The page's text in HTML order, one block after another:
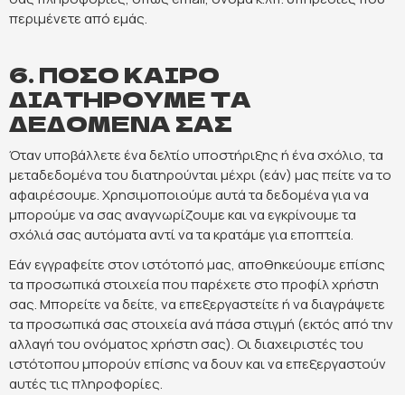
περιμένετε από εμάς.
6. ΠΟΣΟ ΚΑΙΡΟ
ΔΙΑΤΗΡΟΥΜΕ ΤΑ
ΔΕΔΟΜΕΝΑ ΣΑΣ
Όταν υποβάλλετε ένα δελτίο υποστήριξης ή ένα σχόλιο, τα
μεταδεδομένα του διατηρούνται μέχρι (εάν) μας πείτε να το
αφαιρέσουμε. Χρησιμοποιούμε αυτά τα δεδομένα για να
μπορούμε να σας αναγνωρίζουμε και να εγκρίνουμε τα
σχόλιά σας αυτόματα αντί να τα κρατάμε για εποπτεία.
Εάν εγγραφείτε στον ιστότοπό μας, αποθηκεύουμε επίσης
τα προσωπικά στοιχεία που παρέχετε στο προφίλ χρήστη
σας. Μπορείτε να δείτε, να επεξεργαστείτε ή να διαγράψετε
τα προσωπικά σας στοιχεία ανά πάσα στιγμή (εκτός από την
αλλαγή του ονόματος χρήστη σας). Οι διαχειριστές του
ιστότοπου μπορούν επίσης να δουν και να επεξεργαστούν
αυτές τις πληροφορίες.